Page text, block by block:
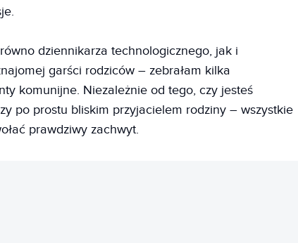
dziennikarza technologicznego, jak i
garści rodziców – zebrałam kilka
komunijne. Niezależnie od tego, czy jesteś
po prostu bliskim przyjacielem rodziny – wszystkie
prawdziwy zachwyt.